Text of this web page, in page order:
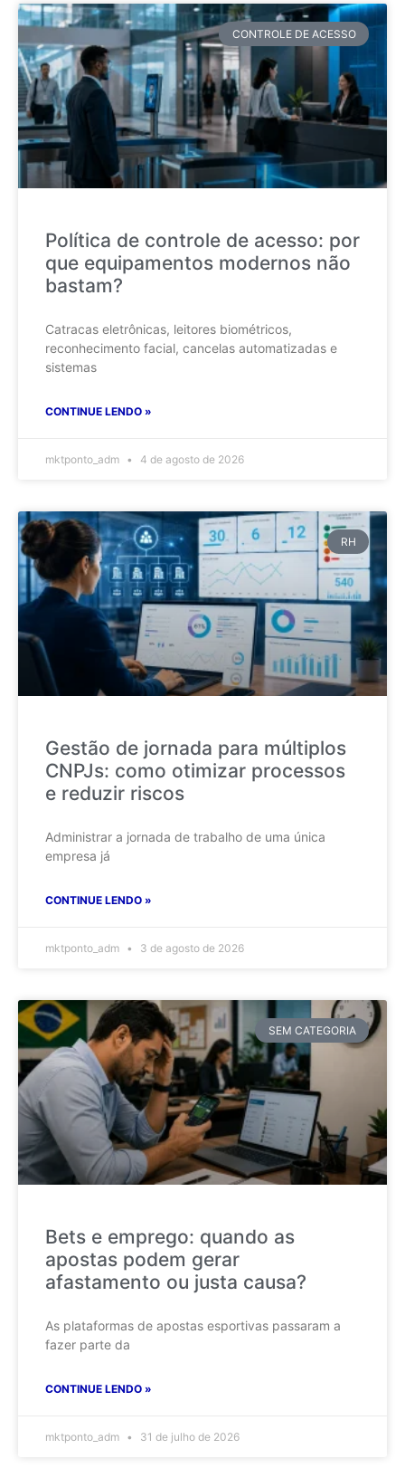
CONTROLE DE ACESSO
Política de controle de acesso: por
que equipamentos modernos não
bastam?
Catracas eletrônicas, leitores biométricos,
reconhecimento facial, cancelas automatizadas e
sistemas
CONTINUE LENDO »
mktponto_adm 4 de agosto de 2026
RH
Gestão de jornada para múltiplos
CNPJs: como otimizar processos
e reduzir riscos
Administrar a jornada de trabalho de uma única
empresa já
CONTINUE LENDO »
mktponto_adm 3 de agosto de 2026
SEM CATEGORIA
Bets e emprego: quando as
apostas podem gerar
afastamento ou justa causa?
As plataformas de apostas esportivas passaram a
fazer parte da
CONTINUE LENDO »
mktponto_adm 31 de julho de 2026